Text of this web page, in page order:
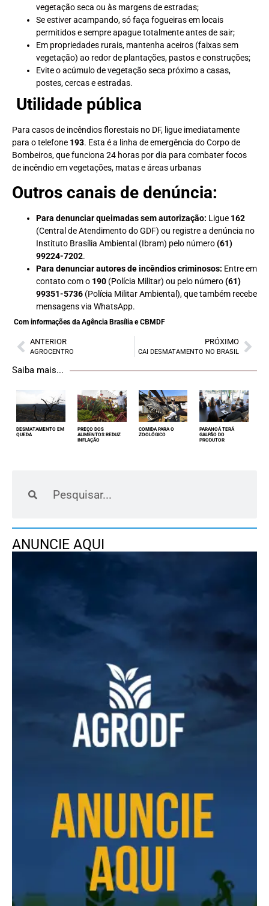
vegetação seca ou às margens de estradas;
Se estiver acampando, só faça fogueiras em locais
permitidos e sempre apague totalmente antes de sair;
Em propriedades rurais, mantenha aceiros (faixas sem
vegetação) ao redor de plantações, pastos e construções;
Evite o acúmulo de vegetação seca próximo a casas,
postes, cercas e estradas.
Utilidade pública
Para casos de incêndios florestais no DF, ligue imediatamente
para o telefone 193. Esta é a linha de emergência do Corpo de
Bombeiros, que funciona 24 horas por dia para combater focos
de incêndio em vegetações, matas e áreas urbanas
Outros canais de denúncia:
Para denunciar queimadas sem autorização: Ligue 162
(Central de Atendimento do GDF) ou registre a denúncia no
Instituto Brasília Ambiental (Ibram) pelo número(61)
99224-7202.
Para denunciar autores de incêndios criminosos: Entre em
contato com o 190 (Polícia Militar) ou pelo número(61)
99351-5736 (Polícia Militar Ambiental), que também recebe
mensagens via WhatsApp.
Com informações da Agência Brasília e CBMDF
ANTERIOR
AGROCENTRO
PRÓXIMO
CAI DESMATAMENTO NO BRASIL
Saiba mais...
DESMATAMENTO EM
QUEDA
PREÇO DOS
ALIMENTOS REDUZ
INFLAÇÃO
COMIDA PARA O
ZOOLÓGICO
PARANOÁ TERÁ
GALPÃO DO
PRODUTOR
ANUNCIE AQUI